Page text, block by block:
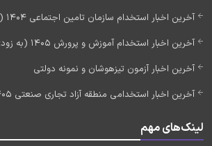
آخرین اخبار استخدام سازمان تامین اجتماعی 1404 (به زودی)
آخرین اخبار استخدام آموزش و پرورش 1405 (به زودی)
آخرین اخبار آزمون تیزهوشان و نمونه دولتی
آخرین اخبار استخدامی منطقه آزاد تجاری صنعتی 1405
لینک‌های مهم